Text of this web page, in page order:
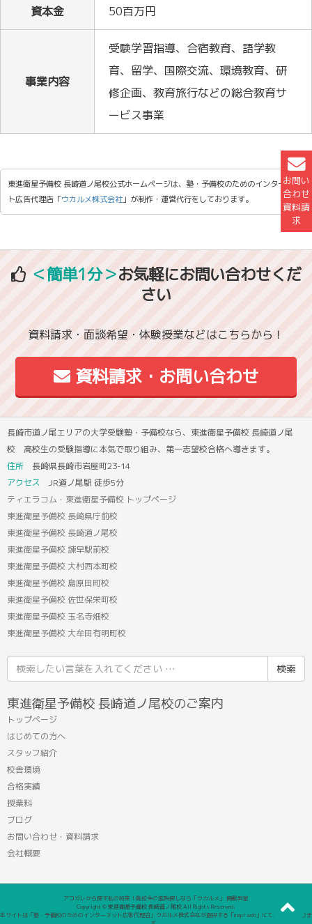
お問い
合わせ
資料請
求
資本金 50百万円
事業内容
受験学習指導、合宿教育、語学教
育、留学、国際交流、環境教育、研
修企画、教育旅行などの総合教育サ
ービス事業
東進衛星予備校 長崎道ノ尾校公式ホームページは、塾・予備校のためのインターネッ
ト広告代理店「ウカルメ株式会社 」が制作・運営代行をしております。
＜簡単1分＞お気軽にお問い合わせくだ
さい
資料請求・面談希望・体験授業などはこちらから！
資料請求・お問い合わせ
長崎市道ノ尾エリアの大学受験塾・予備校なら、東進衛星予備校 長崎道ノ尾
校 高校生の受験指導に本気で取り組み、第一志望校合格へ導きます。
住所 長崎県長崎市岩屋町23-14
アクセス JR道ノ尾駅 徒歩5分
ティエラコム・東進衛星予備校 トップページ
東進衛星予備校 長崎県庁前校
東進衛星予備校 長崎道ノ尾校
東進衛星予備校 諫早駅前校
東進衛星予備校 大村西本町校
東進衛星予備校 島原田町校
東進衛星予備校 佐世保栄町校
東進衛星予備校 玉名寺畑校
東進衛星予備校 大牟田有明町校
索
結
東進衛星予備校 長崎道ノ尾校のご案内
トップページ
はじめての方へ
スタッフ紹介
校舎環境
合格実績
授業料
ブログ
お問い合わせ・資料請求
会社概要
アコガレから探す私の将来！高校生の進路探しなら「ウカルメ」 掲載教室
Copyright © 東進衛星予備校 長崎道ノ尾校 All Rights Reserved.
本サイトは「塾・予備校のためのインターネット広告代理店」ウカルメ株式会社が提供する「mapl web」にて運営しておりま